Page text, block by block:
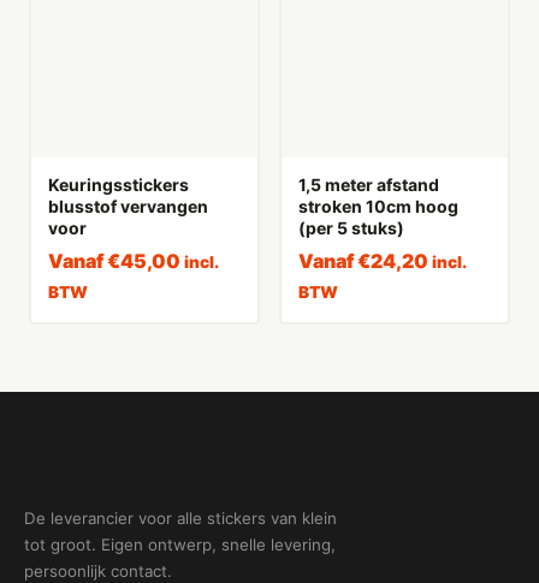
Keuringsstickers
blusstof vervangen
voor
Vanaf€45,00 incl.
BTW
1,5 meter afstand
stroken 10cm hoog
(per 5 stuks)
Vanaf€24,20 incl.
BTW
De leverancier voor alle stickers van klein
tot groot. Eigen ontwerp, snelle levering,
persoonlijk contact.